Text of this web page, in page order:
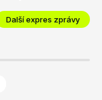
Další expres zprávy